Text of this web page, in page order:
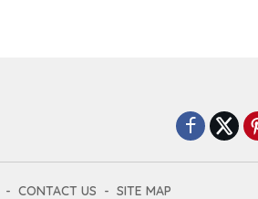
CONTACT US SITE MAP